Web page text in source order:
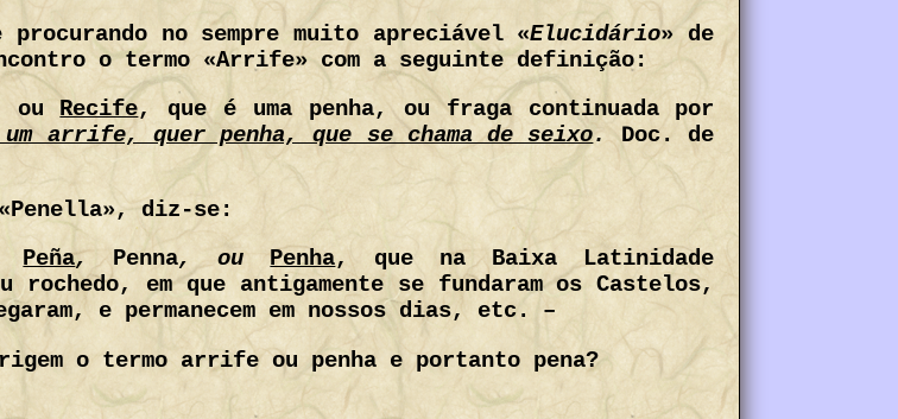
no sempre muito apreciável «Elucidário» de
o termo «Arrife» com a seguinte definição:
ouRecife, que é uma penha, ou fraga continuada por
arrife, quer penha, que se chama de seixo. Doc. de
diz-se:
Peña, Penna, ouPenha, que na Baixa Latinidade
em que antigamente se fundaram os Castelos,
e permanecem em nossos dias, etc. –
o termo arrife ou penha e portanto pena?